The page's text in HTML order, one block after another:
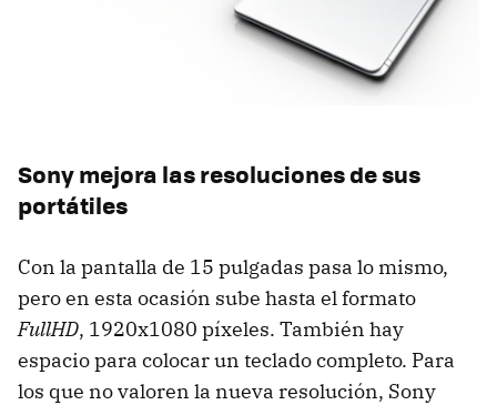
Sony mejora las resoluciones de sus
portátiles
Con la pantalla de 15 pulgadas pasa lo mismo,
pero en esta ocasión sube hasta el formato
FullHD, 1920x1080 píxeles. También hay
espacio para colocar un teclado completo. Para
los que no valoren la nueva resolución, Sony